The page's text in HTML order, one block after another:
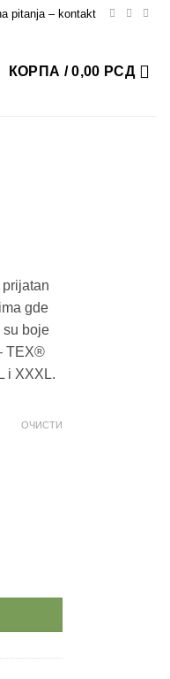
pitanja – kontakt
КОРПА /0,00 РСД
gde
su boje
TEX®
i XXXL.
ОЧИСТИ